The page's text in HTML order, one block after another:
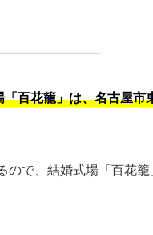
「百花籠」は、名古屋市
ので、結婚式場「百花